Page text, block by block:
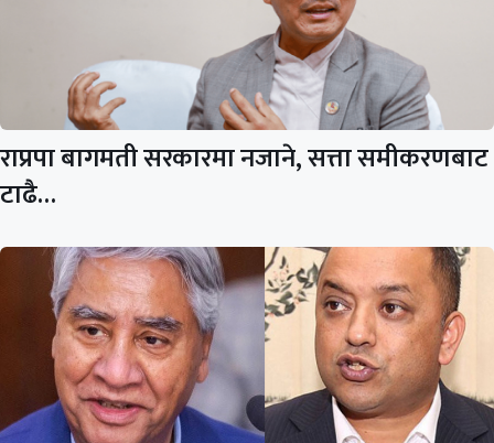
राप्रपा बागमती सरकारमा नजाने, सत्ता समीकरणबाट
टाढै…